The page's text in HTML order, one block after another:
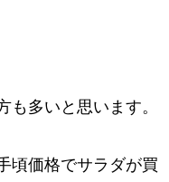
多いと思います。
頃価格でサラダが買